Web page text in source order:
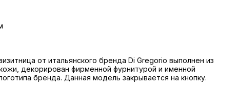
от итальянского бренда Di Gregorio выполнен из
декорирован фирменной фурнитурой и именной
бренда. Данная модель закрывается на кнопку.